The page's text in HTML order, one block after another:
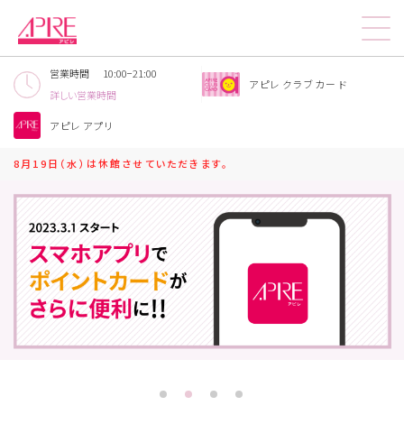
営業時間
10:00−21:00
詳しい営業時間
アピレアプリ
アピレクラブカード​
8月19日（水）は休館させていただきます。